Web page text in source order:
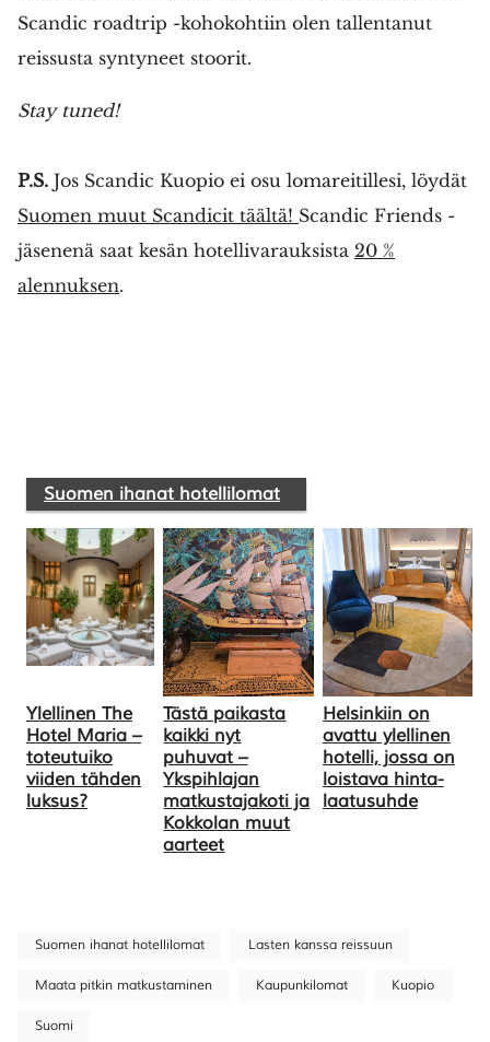
Scandic roadtrip -kohokohtiin olen tallentanut
reissusta syntyneet stoorit.
Stay tuned!
P.S. Jos Scandic Kuopio ei osu lomareitillesi, löydät
Suomen muut Scandicit täältä! Scandic Friends -
jäsenenä saat kesän hotellivarauksista 20 %
alennuksen.
Suomen ihanat hotellilomat
Ylellinen The
Hotel Maria –
toteutuiko
viiden tähden
luksus?
Tästä paikasta
kaikki nyt
puhuvat –
Ykspihlajan
matkustajakoti ja
Kokkolan muut
aarteet
Helsinkiin on
avattu ylellinen
hotelli, jossa on
loistava hinta-
laatusuhde
Suomen ihanat hotellilomat Lasten kanssa reissuun
Maata pitkin matkustaminen Kaupunkilomat Kuopio
Suomi